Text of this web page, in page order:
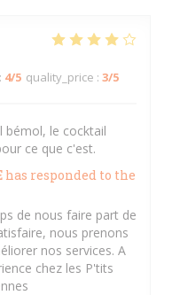
: 4/5 quality_price : 3/5
bémol, le cocktail
ce que c'est.
has responded to the
de nous faire part de
nous prenons
nos services. A
chez les P'tits